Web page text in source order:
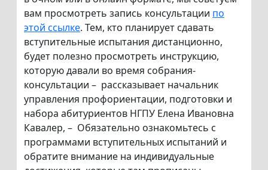
вам просмотреть запись консультации по
этой ссылке. Тем, кто планирует сдавать
вступительные испытания дистанционно,
будет полезно просмотреть инструкцию,
которую давали во время собрания-
консультации – рассказывает начальник
управления профориентации, подготовки и
набора абитуриентов НГПУ Елена Ивановна
Кавалер, – Обязательно ознакомьтесь с
программами вступительных испытаний и
обратите внимание на индивидуальные